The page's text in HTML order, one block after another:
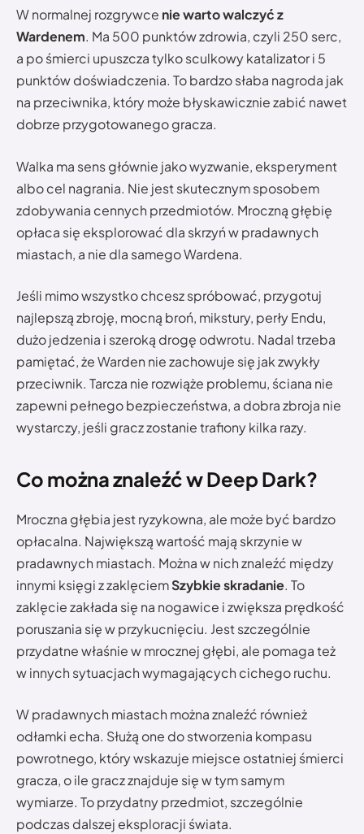
W normalnej rozgrywce nie warto walczyć z
Wardenem. Ma 500 punktów zdrowia, czyli 250 serc,
a po śmierci upuszcza tylko sculkowy katalizator i 5
punktów doświadczenia. To bardzo słaba nagroda jak
na przeciwnika, który może błyskawicznie zabić nawet
dobrze przygotowanego gracza.
Walka ma sens głównie jako wyzwanie, eksperyment
albo cel nagrania. Nie jest skutecznym sposobem
zdobywania cennych przedmiotów. Mroczną głębię
opłaca się eksplorować dla skrzyń w pradawnych
miastach, a nie dla samego Wardena.
Jeśli mimo wszystko chcesz spróbować, przygotuj
najlepszą zbroję, mocną broń, mikstury, perły Endu,
dużo jedzenia i szeroką drogę odwrotu. Nadal trzeba
pamiętać, że Warden nie zachowuje się jak zwykły
przeciwnik. Tarcza nie rozwiąże problemu, ściana nie
zapewni pełnego bezpieczeństwa, a dobra zbroja nie
wystarczy, jeśli gracz zostanie trafiony kilka razy.
Co można znaleźć w Deep Dark?
Mroczna głębia jest ryzykowna, ale może być bardzo
opłacalna. Największą wartość mają skrzynie w
pradawnych miastach. Można w nich znaleźć między
innymi księgi z zaklęciemSzybkie skradanie. To
zaklęcie zakłada się na nogawice i zwiększa prędkość
poruszania się w przykucnięciu. Jest szczególnie
przydatne właśnie w mrocznej głębi, ale pomaga też
w innych sytuacjach wymagających cichego ruchu.
W pradawnych miastach można znaleźć również
odłamki echa. Służą one do stworzenia kompasu
powrotnego, który wskazuje miejsce ostatniej śmierci
gracza, o ile gracz znajduje się w tym samym
wymiarze. To przydatny przedmiot, szczególnie
podczas dalszej eksploracji świata.